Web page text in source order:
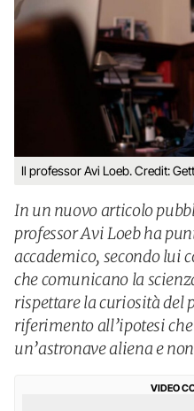
Il professor Avi Loeb. Credit:
In un nuovo articolo
professor Avi Loeb ha
accademico, secondo lui
che comunicano la
rispettare la curiosità del
riferimento all’ipotesi
un’astronave aliena e
VIDEO